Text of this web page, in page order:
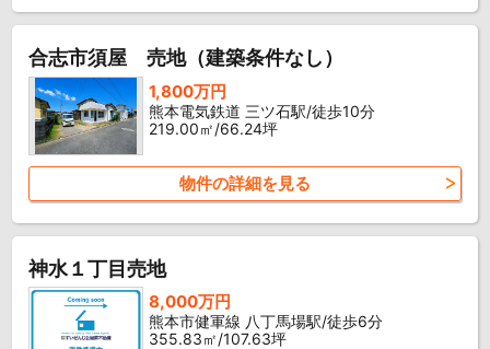
合志市須屋 売地（建築条件なし）
1,800万円
熊本電気鉄道 三ツ石駅/徒歩10分
219.00㎡/66.24坪
物件の詳細を見る
神水１丁目売地
8,000万円
熊本市健軍線 八丁馬場駅/徒歩6分
355.83㎡/107.63坪